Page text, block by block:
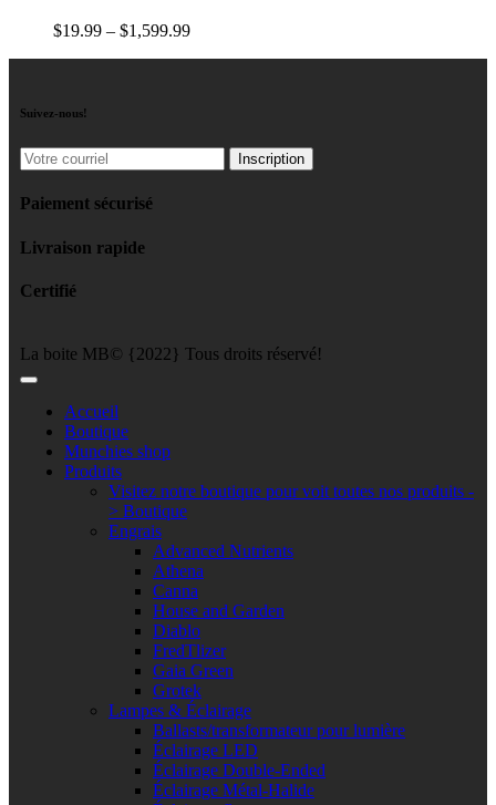
$19.99 – $1,599.99
Suivez-nous!
Paiement sécurisé
Livraison rapide
Certifié
La boite MB© {2022} Tous droits réservé!
Accueil
Boutique
Munchies shop
Produits
Visitez notre boutique pour voit toutes nos produits -
> Boutique
Engrais
Advanced Nutrients
Athena
Canna
House and Garden
Diablo
FredTlizer
Gaia Green
Grotek
Lampes & Éclairage
Ballasts/transformateur pour lumière
Éclairage LED
Éclairage Double-Ended
Éclairage Métal-Halide